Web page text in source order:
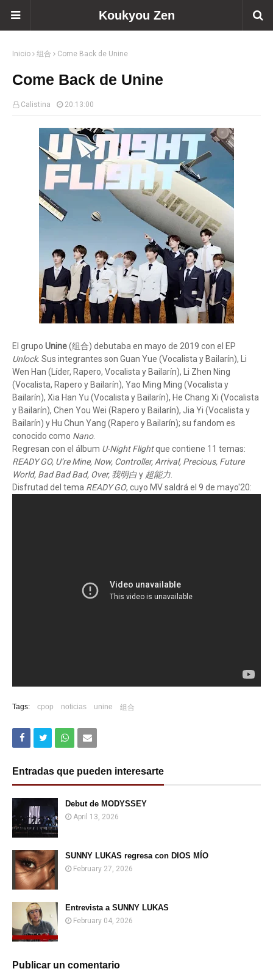
Koukyou Zen
Inicio 组合 Come Back de Unine
Come Back de Unine
Calistina 20:13:00
El grupo Unine(组合) debutaba en mayo de 2019 con el EP
Unlock. Sus integrantes son Guan Yue (Vocalista y Bailarín), Li
Wen Han (Líder, Rapero, Vocalista y Bailarín), Li Zhen Ning
(Vocalista, Rapero y Bailarín), Yao Ming Ming (Vocalista y
Bailarín), Xia Han Yu (Vocalista y Bailarín), He Chang Xi (Vocalista
y Bailarín), Chen You Wei (Rapero y Bailarín), Jia Yi (Vocalista y
Bailarín) y Hu Chun Yang (Rapero y Bailarín); su fandom es
conocido como Nano.
Regresan con el álbum U-Night Flightque contiene 11 temas:
READY GO, U’re Mine, Now, Controller, Arrival, Precious, Future
World, Bad Bad Bad, Over, 我明白y 超能力
Disfrutad del tema READY GO, cuyo MV saldrá el 9 de mayo'20:
Tags: cpop noticias unine 组合
Entradas que pueden interesarte
Debut de MODYSSEY
April 13, 2026
SUNNY LUKAS regresa con DIOS MÍO
February 27, 2026
Entrevista a SUNNY LUKAS
February 04, 2026
Publicar un comentario